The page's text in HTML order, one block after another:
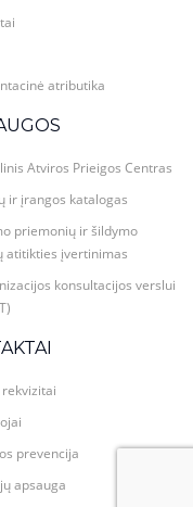
atributika
Atviros Prieigos Centras
ir įrangos katalogas
priemonių ir šildymo
atitikties įvertinimas
konsultacijos verslui
prevencija
apsauga